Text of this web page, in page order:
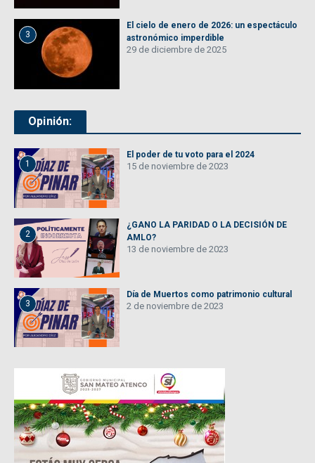
3
El cielo de enero de 2026: un espectáculo
astronómico imperdible
29 de diciembre de 2025
Opinión:
1
El poder de tu voto para el 2024
15 de noviembre de 2023
2
¿GANO LA PARIDAD O LA DECISIÓN DE
AMLO?
13 de noviembre de 2023
3
Día de Muertos como patrimonio cultural
2 de noviembre de 2023